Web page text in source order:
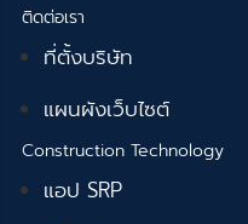
ติดต่อเรา
ที่ตั้งบริษัท
แผนผังเว็บไซต์
Construction Technology
แอป SRP